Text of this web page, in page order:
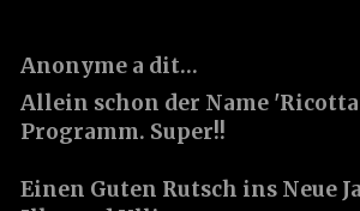
Anonyme a dit…
Allein schon der Name
Programm. Super!!
Einen Guten Rutsch ins Neue